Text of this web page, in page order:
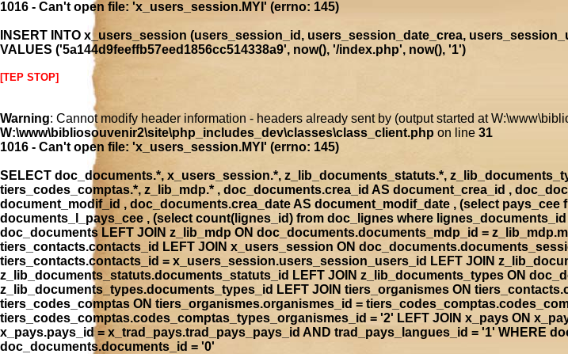
1016 - Can't open file: 'x_users_session.MYI' (errno: 145)
INSERT INTO x_users_session (users_session_id, users_session_date_crea,
VALUES ('5a144d9feeffb57eed1856cc514338a9', now(), '/index.php', now(), '1')
[TEP STOP]
Warning: Cannot modify header information - headers already sent by (output started at
W:\www\bibliosouvenir2\site\php_includes_dev\classes\class_client.php on line 31
1016 - Can't open file: 'x_users_session.MYI' (errno: 145)
SELECT doc_documents.*, x_users_session.*, z_lib_documents_statuts.*,
tiers_codes_comptas.*, z_lib_mdp.* , doc_documents.crea_id AS document_crea_id ,
document_modif_id , doc_documents.crea_date AS document_modif_date , (select
documents_l_pays_cee , (select count(lignes_id) from doc_lignes where
doc_documents LEFT JOIN z_lib_mdp ON doc_documents.documents_mdp_id =
tiers_contacts.contacts_id LEFT JOIN x_users_session ON
tiers_contacts.contacts_id = x_users_session.users_session_users_id LEFT JOIN
z_lib_documents_statuts.documents_statuts_id LEFT JOIN z_lib_documents_types ON
z_lib_documents_types.documents_types_id LEFT JOIN tiers_organismes ON
tiers_codes_comptas ON tiers_organismes.organismes_id =
tiers_codes_comptas.codes_comptas_types_organismes_id = '2' LEFT JOIN x_pays ON
x_pays.pays_id = x_trad_pays.trad_pays_pays_id AND trad_pays_langues_id = '1' WHERE
doc_documents.documents_id = '0'